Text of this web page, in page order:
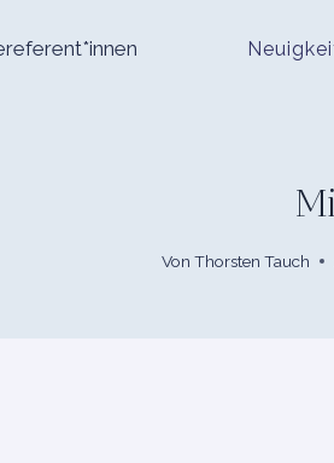
Von Thorsten Tauch